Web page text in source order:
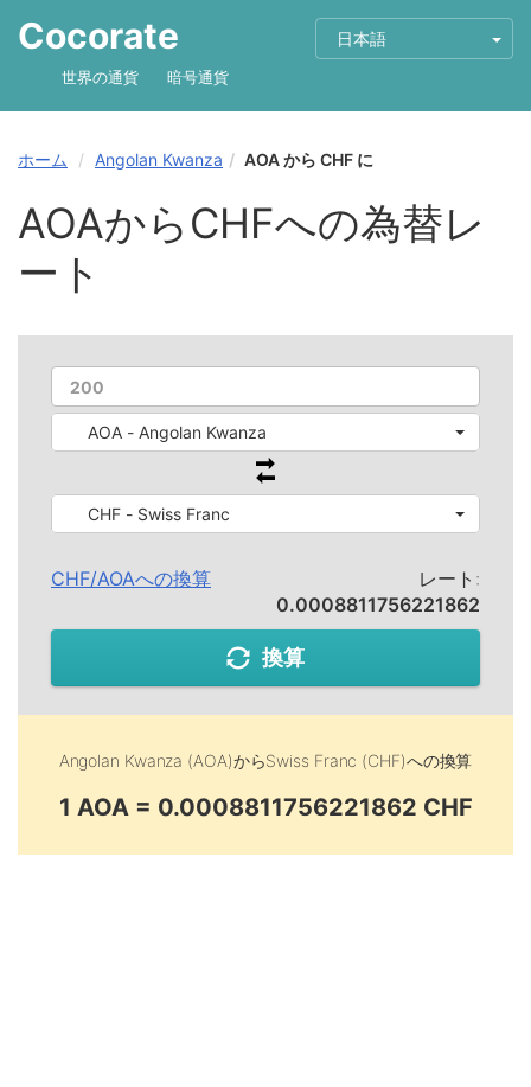
Cocorate 日本語
世界の通貨 暗号通貨
ホーム Angolan Kwanza AOA から CHF に
AOAからCHFへの為替レ
ート
AOA - Angolan Kwanza
CHF - Swiss Franc
CHF/AOAへの換算
レート:
0.0008811756221862
換算
Angolan Kwanza (AOA)からSwiss Franc (CHF)への換算
1 AOA = 0.0008811756221862 CHF